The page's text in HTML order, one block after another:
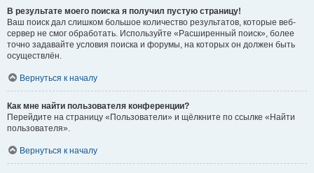
В результате моего поиска я получил пустую страницу!
Ваш поиск дал слишком большое количество результатов, которые веб-
сервер не смог обработать. Используйте «Расширенный поиск», более
точно задавайте условия поиска и форумы, на которых он должен быть
осуществлён.
Вернуться к началу
Как мне найти пользователя конференции?
Перейдите на страницу «Пользователи» и щёлкните по ссылке «Найти
пользователя».
Вернуться к началу